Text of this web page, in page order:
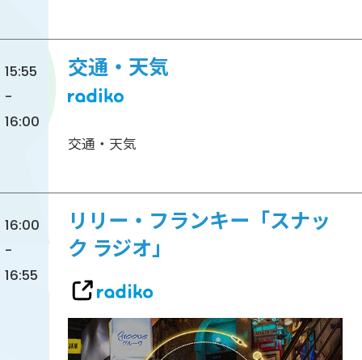
15:55
-
16:00
交通・天気
交通・天気
16:00
-
16:55
リリー・フランキー「スナッ
ク ラジオ」